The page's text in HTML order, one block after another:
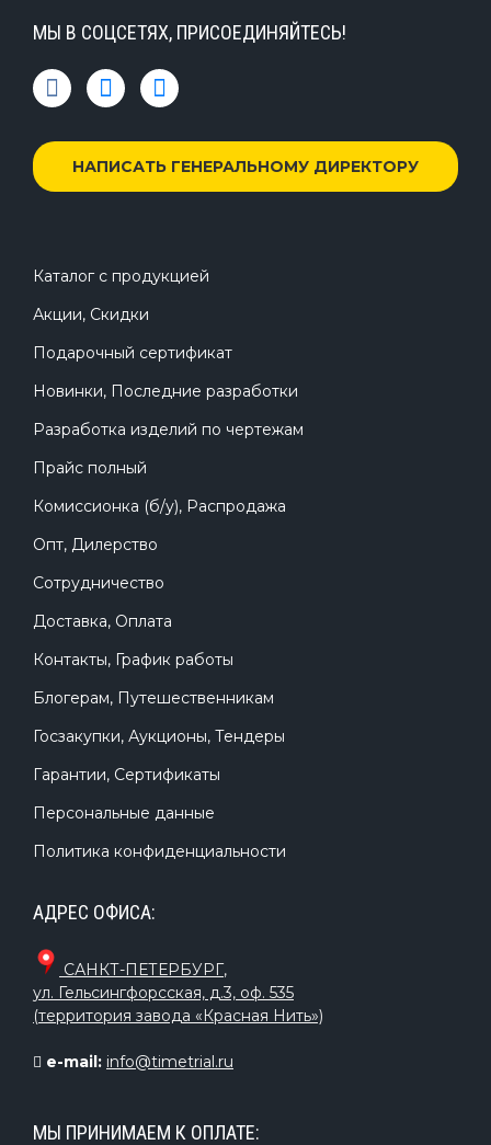
МЫ В СОЦСЕТЯХ, ПРИСОЕДИНЯЙТЕСЬ!
НАПИСАТЬ ГЕНЕРАЛЬНОМУ ДИРЕКТОРУ
Каталог с продукцией
Акции, Скидки
Подарочный сертификат
Новинки, Последние разработки
Разработка изделий по чертежам
Прайс полный
Комиссионка (б/у), Распродажа
Опт, Дилерство
Сотрудничество
Доставка, Оплата
Контакты, График работы
Блогерам, Путешественникам
Госзакупки, Аукционы, Тендеры
Гарантии, Сертификаты
Персональные данные
Политика конфиденциальности
АДРЕС ОФИСА:
САНКТ-ПЕТЕРБУРГ,
ул. Гельсингфорсская, д.3, оф. 535
(территория завода «Красная Нить»)
e-mail: info@timetrial.ru
МЫ ПРИНИМАЕМ К ОПЛАТЕ: